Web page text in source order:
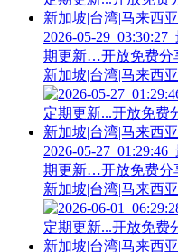
2026-05-
期更新…开放免费分
新加坡|台湾|马来西
2026-05-
期更新…开放免费分
新加坡|台湾|马来西